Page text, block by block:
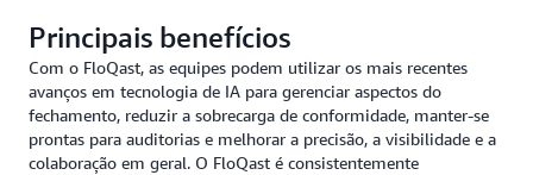
Principais benefícios
Com o FloQast, as equipes podem utilizar os mais recentes
avanços em tecnologia de IA para gerenciar aspectos do
fechamento, reduzir a sobrecarga de conformidade, manter-se
prontas para auditorias e melhorar a precisão, a visibilidade e a
colaboração em geral. O FloQast é consistentemente